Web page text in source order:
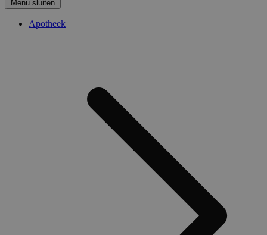
Menu sluiten
Apotheek